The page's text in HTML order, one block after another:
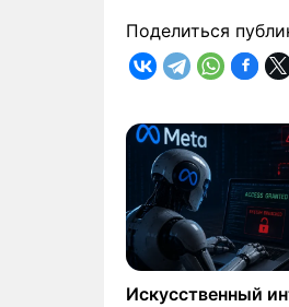
Поделиться
Искусственный